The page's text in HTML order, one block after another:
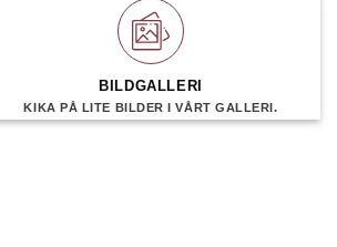
BILDGALLERI
KIKA PÅ LITE BILDER I VÅRT GALLERI.